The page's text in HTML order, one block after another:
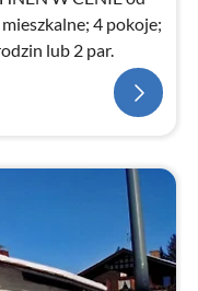
4 pokoje;
lub 2 par.